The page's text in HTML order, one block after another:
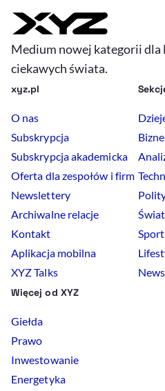
Medium nowej kategorii dla
ciekawych świata.
xyz.pl
O nas
Subskrypcja
Subskrypcja akademicka
Oferta dla zespołów i firm
Newslettery
Archiwalne relacje
Kontakt
Aplikacja mobilna
XYZ Talks
Świat
Sport
Więcej od XYZ
Giełda
Prawo
Inwestowanie
Energetyka